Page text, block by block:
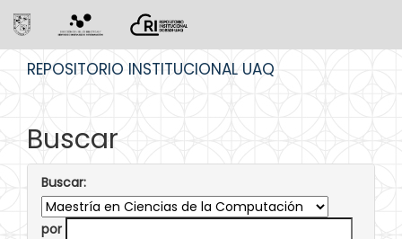
REPOSITORIO INSTITUCIONAL UAQ
Buscar
Buscar:
por